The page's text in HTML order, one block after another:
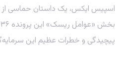
اسپیس ایکس، یک داستان حماسی
پیچیدگی و خطرات عظیم این